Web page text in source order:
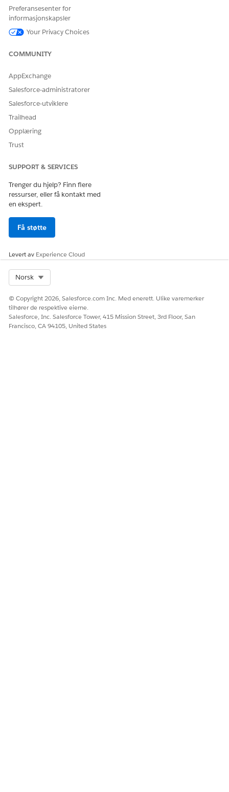
Preferansesenter for
informasjonskapsler
Your Privacy Choices
COMMUNITY
AppExchange
Salesforce-administratorer
Salesforce-utviklere
Trailhead
Opplæring
Trust
SUPPORT & SERVICES
Trenger du hjelp? Finn flere
ressurser, eller få kontakt med
en ekspert.
Få støtte
Levert av Experience Cloud
Norsk
© Copyright 2026, Salesforce.com Inc. Med enerett. Ulike varemerker
tilhører de respektive eierne.
Salesforce, Inc. Salesforce Tower, 415 Mission Street, 3rd Floor, San
Francisco, CA 94105, United States